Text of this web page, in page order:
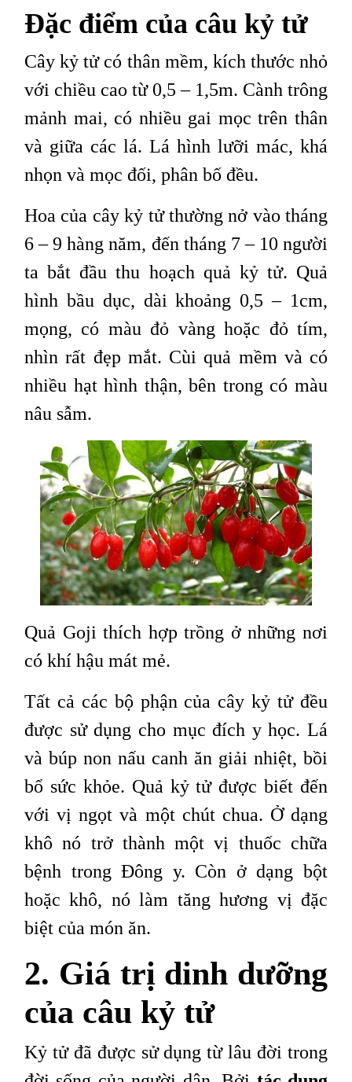
Đặc điểm của câu kỷ tử
Cây kỷ tử có thân mềm, kích thước nhỏ
với chiều cao từ 0,5 – 1,5m. Cành trông
mảnh mai, có nhiều gai mọc trên thân
và giữa các lá. Lá hình lưỡi mác, khá
nhọn và mọc đối, phân bố đều.
Hoa của cây kỷ tử thường nở vào tháng
6 – 9 hàng năm, đến tháng 7 – 10 người
ta bắt đầu thu hoạch quả kỷ tử. Quả
hình bầu dục, dài khoảng 0,5 – 1cm,
mọng, có màu đỏ vàng hoặc đỏ tím,
nhìn rất đẹp mắt. Cùi quả mềm và có
nhiều hạt hình thận, bên trong có màu
nâu sẫm.
Quả Goji thích hợp trồng ở những nơi
có khí hậu mát mẻ.
Tất cả các bộ phận của cây kỷ tử đều
được sử dụng cho mục đích y học. Lá
và búp non nấu canh ăn giải nhiệt, bồi
bổ sức khỏe. Quả kỷ tử được biết đến
với vị ngọt và một chút chua. Ở dạng
khô nó trở thành một vị thuốc chữa
bệnh trong Đông y. Còn ở dạng bột
hoặc khô, nó làm tăng hương vị đặc
biệt của món ăn.
2. Giá trị dinh dưỡng
của câu kỷ tử
Kỷ tử đã được sử dụng từ lâu đời trong